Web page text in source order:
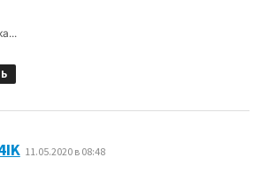
11.05.2020 в 08:48